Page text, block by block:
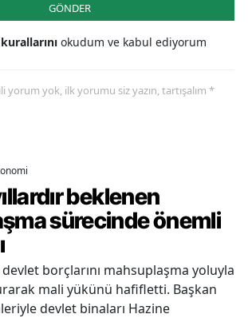
GÖNDER
okudum ve kabul ediyorum
yorum yok, ilk yorumu siz yazın, tartışalım *
beklenen
sürecinde önemli
borçlarını mahsuplaşma yoluyla
mali yükünü hafifletti. Başkan
devlet binaları Hazine